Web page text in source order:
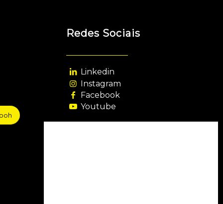
Redes Sociais
Linkedin
Instagram
Facebook
Youtube